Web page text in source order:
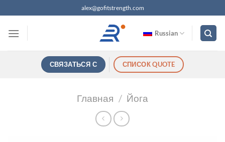
к
содержанию
alex@gofitstrength.com
Russian
СВЯЗАТЬСЯ С СПИСОК QUOTE
Главная / Йога